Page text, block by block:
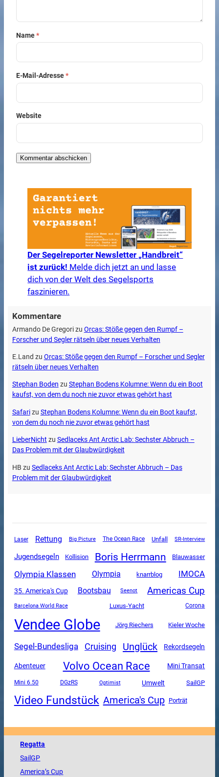
Name*
E-Mail-Adresse*
Website
Der Segelreporter Newsletter „Handbreit“
ist zurück! Melde dich jetzt an und lasse
dich von der Welt des Segelsports
faszinieren.
Kommentare
Armando De Gregorizu Orcas: Stöße gegen den Rumpf –
Forscher und Segler rätseln über neues Verhalten
E.Land zu Orcas: Stöße gegen den Rumpf – Forscher und Segler
rätseln über neues Verhalten
Stephan Boden zu Stephan Bodens Kolumne: Wenn du ein Boot
kaufst, von dem du noch nie zuvor etwas gehört hast
Safarizu Stephan Bodens Kolumne: Wenn du ein Boot kaufst,
von dem du noch nie zuvor etwas gehört hast
LieberNicht zu Sedlaceks Ant Arctic Lab: Sechster Abbruch –
Das Problem mit der Glaubwürdigkeit
HB zu Sedlaceks Ant Arctic Lab: Sechster Abbruch – Das
Problem mit der Glaubwürdigkeit
Laser Rettung Big Picture The Ocean Race Unfall SR-Interview
Jugendsegeln Kollision Boris Herrmann Blauwasser
Olympia Klassen Olympia knarrblog IMOCA
35. America's Cup Bootsbau Seenot Americas Cup
Barcelona World Race Luxus-Yacht Corona
Vendee Globe Jörg Riechers Kieler Woche
Segel-Bundesliga Cruising Unglück Rekordsegeln
Abenteuer Volvo Ocean Race Mini Transat
Mini 6.50 DGzRS Optimist Umwelt SailGP
Video Fundstück America's Cup Porträt
Regatta
SailGP
America’s Cup